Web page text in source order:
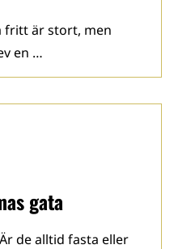
fritt är stort, men
en …
gata
de alltid fasta eller